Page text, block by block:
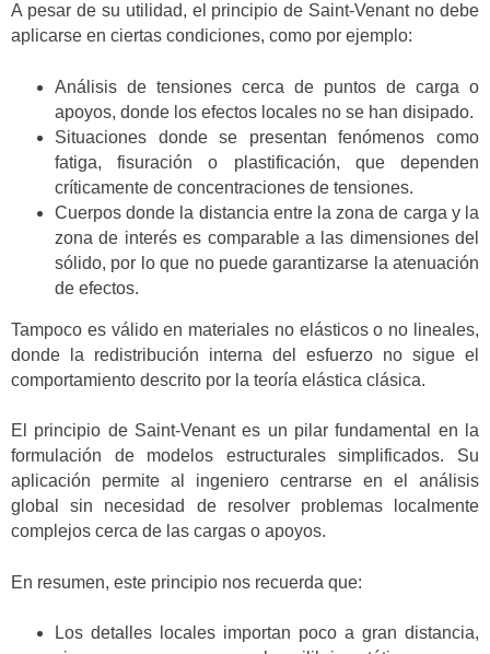
A pesar de su utilidad, el principio de Saint-Venant no debe
aplicarse en ciertas condiciones, como por ejemplo:
Análisis de tensiones cerca de puntos de carga o
apoyos, donde los efectos locales no se han disipado.
Situaciones donde se presentan fenómenos como
fatiga, fisuración o plastificación, que dependen
críticamente de concentraciones de tensiones.
Cuerpos donde la distancia entre la zona de carga y la
zona de interés es comparable a las dimensiones del
sólido, por lo que no puede garantizarse la atenuación
de efectos.
Tampoco es válido en materiales no elásticos o no lineales,
donde la redistribución interna del esfuerzo no sigue el
comportamiento descrito por la teoría elástica clásica.
El principio de Saint-Venant es un pilar fundamental en la
formulación de modelos estructurales simplificados. Su
aplicación permite al ingeniero centrarse en el análisis
global sin necesidad de resolver problemas localmente
complejos cerca de las cargas o apoyos.
En resumen, este principio nos recuerda que:
Los detalles locales importan poco a gran distancia,